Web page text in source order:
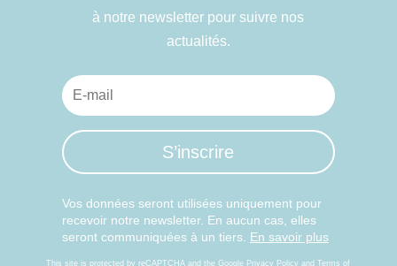
à notre newsletter pour suivre nos
actualités.
S’inscrire
Vos données seront utilisées uniquement pour
recevoir notre newsletter. En aucun cas, elles
seront communiquées à un tiers. En savoir plus
This site is protected by reCAPTCHA and the Google Privacy Policy andTerms of